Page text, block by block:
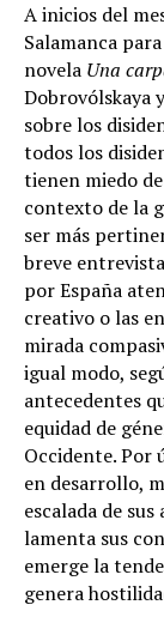
A inicios del
Salamanca
novela Una
Dobrovólskaya
sobre los
todos los
tienen miedo
contexto de la
ser más
breve
por España
creativo o las
mirada
igual modo,
antecedentes
equidad de
Occidente. Por
en desarrollo,
escalada de
lamenta sus
emerge la
genera